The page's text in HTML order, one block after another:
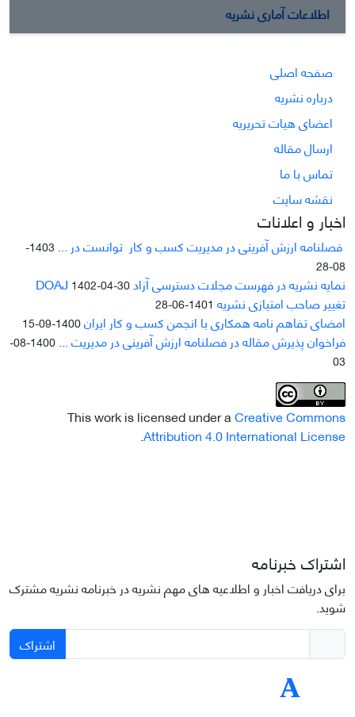
اطلاعات آماری نشریه
صفحه اصلی
درباره نشریه
اعضای هیات تحریریه
ارسال مقاله
تماس با ما
نقشه سایت
اخبار و اعلانات
فصلنامه ارزش آفرینی در مدیریت کسب و کار توانست در ...
1403-
08-28
نمایه نشریه در فهرست مجلات دسترسی آزاد DOAJ1402-04-30
تغییر صاحب امتیازی نشریه 1401-06-28
امضای تفاهم نامه همکاری با انجمن کسب و کار ایران1400-09-15
فراخوان پذیرش مقاله در فصلنامه ارزش آفرینی در مدیریت ...
1400-08-
03
This work is licensed under aCreative Commons
Attribution 4.0 International License
.
اشتراک خبرنامه
برای دریافت اخبار و اطلاعیه های مهم نشریه در خبرنامه نشریه مشترک
شوید.
اشتراک